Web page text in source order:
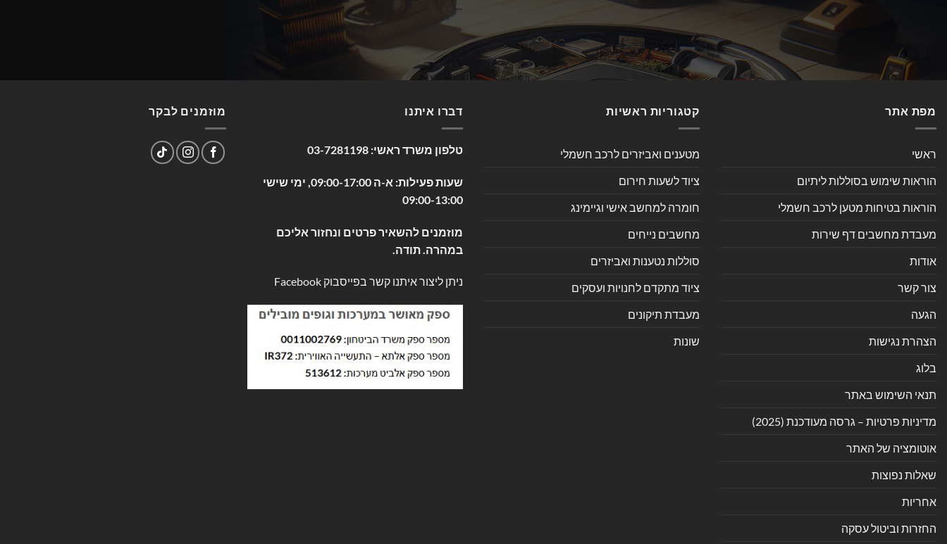
מפת אתר
ראשי
הוראות שימוש בסוללות ליתיום
הוראות בטיחות מטען לרכב חשמלי
מעבדת מחשבים דף שירות
אודות
צור קשר
הגעה
הצהרת נגישות
בלוג
תנאי השימוש באתר
מדיניות פרטיות – גרסה מעודכנת (2025)
אוטומציה של האתר
שאלות נפוצות
אחריות
החזרות וביטול עסקה
קטגוריות ראשיות
מטענים ואביזרים לרכב חשמלי
ציוד לשעות חירום
חומרה למחשב אישי וגיימינג
מחשבים נייחים
סוללות נטענות ואביזרים
ציוד מתקדם לחנויות ועסקים
מעבדת תיקונים
שונות
דברו איתנו
טלפון משרד ראשי: 03-7281198
שעות פעילות: א-ה 09:00-17:00, ימי שישי
09:00-13:00
מוזמנים להשאיר פרטים ונחזור אליכם
במהרה. תודה.
ניתן ליצור איתנו קשר בפייסבוק Facebook
מוזמנים לבקר